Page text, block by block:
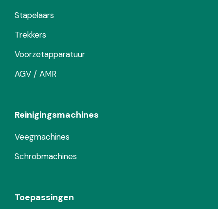
Stapelaars
Trekkers
Voorzetapparatuur
AGV / AMR
Reinigingsmachines
Veegmachines
Schrobmachines
Toepassingen